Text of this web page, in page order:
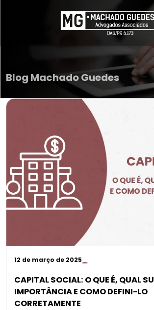
Blog Machado Guedes
12 de março de 2025
CAPITAL SOCIAL: O QUE É, QUAL
IMPORTÂNCIA E COMO DEFINI-LO
CORRETAMENTE